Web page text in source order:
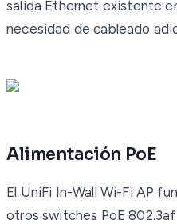
salida Ethernet existente
necesidad de cableado
Alimentación PoE
El UniFi In-Wall Wi-Fi AP
otros switches PoE